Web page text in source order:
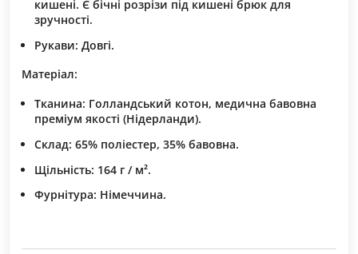
кишені. Є бічні розрізи під кишені брюк для
зручності.
Рукави: Довгі.
Матеріал:
Тканина: Голландський котон, медична бавовна
преміум якості (Нідерланди).
Склад: 65% поліестер, 35% бавовна.
Щільність: 164 г / м².
Фурнітура: Німеччина.